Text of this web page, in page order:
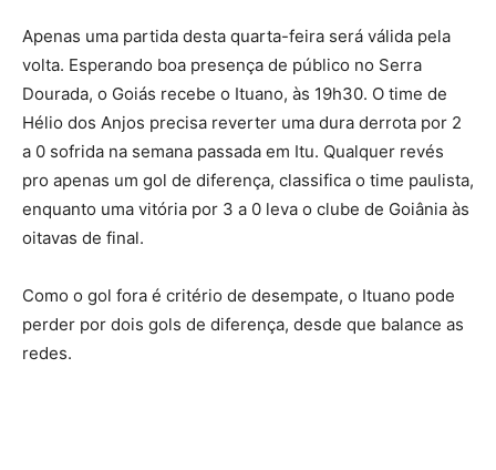
Apenas uma partida desta quarta-feira será válida pela
volta. Esperando boa presença de público no Serra
Dourada, o Goiás recebe o Ituano, às 19h30. O time de
Hélio dos Anjos precisa reverter uma dura derrota por 2
a 0 sofrida na semana passada em Itu. Qualquer revés
pro apenas um gol de diferença, classifica o time paulista,
enquanto uma vitória por 3 a 0 leva o clube de Goiânia às
oitavas de final.
Como o gol fora é critério de desempate, o Ituano pode
perder por dois gols de diferença, desde que balance as
redes.